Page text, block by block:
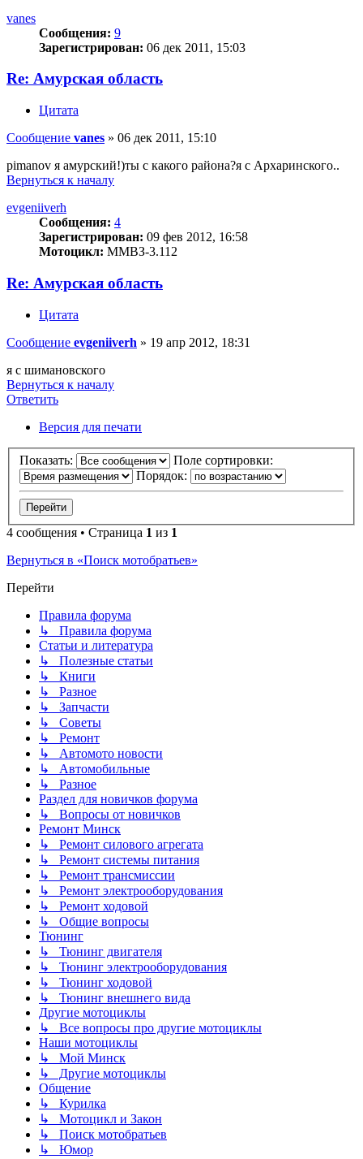
vanes
Сообщения: 9
Зарегистрирован: 06 дек 2011, 15:03
Re: Амурская область
Цитата
Сообщение vanes » 06 дек 2011, 15:10
pimanov я амурский!)ты с какого района?я с Архаринского..
Вернуться к началу
evgeniiverh
Сообщения: 4
Зарегистрирован: 09 фев 2012, 16:58
Мотоцикл: ММВЗ-3.112
Re: Амурская область
Цитата
Сообщение evgeniiverh » 19 апр 2012, 18:31
я с шимановского
Вернуться к началу
Ответить
Версия для печати
Показать:
Поле сортировки:
Порядок:
4 сообщения • Страница 1 из 1
Вернуться в «Поиск мотобратьев»
Перейти
Правила форума
↳ Правила форума
Статьи и литература
↳ Полезные статьи
↳ Книги
↳ Разное
↳ Запчасти
↳ Советы
↳ Ремонт
↳ Автомото новости
↳ Автомобильные
↳ Разное
Раздел для новичков форума
↳ Вопросы от новичков
Ремонт Минск
↳ Ремонт силового агрегата
↳ Ремонт системы питания
↳ Ремонт трансмиссии
↳ Ремонт электрооборудования
↳ Ремонт ходовой
↳ Общие вопросы
Тюнинг
↳ Тюнинг двигателя
↳ Тюнинг электрооборудования
↳ Тюнинг ходовой
↳ Тюнинг внешнего вида
Другие мотоциклы
↳ Все вопросы про другие мотоциклы
Наши мотоциклы
↳ Мой Минск
↳ Другие мотоциклы
Общение
↳ Курилка
↳ Мотоцикл и Закон
↳ Поиск мотобратьев
↳ Юмор